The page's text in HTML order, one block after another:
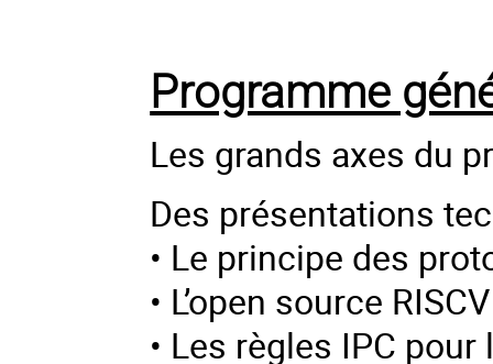
Programme
Les grands axes du
Des présentations
• Le principe des
• L’open source RISCV
• Les règles IPC